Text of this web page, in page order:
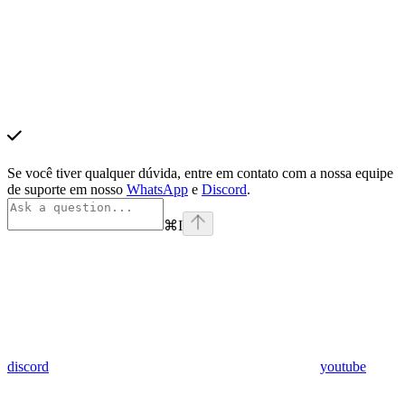
Se você tiver qualquer dúvida, entre em contato com a nossa equipe
de suporte em nosso WhatsApp e Discord.
⌘I
discord youtube